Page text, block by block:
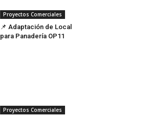
Proyectos Comerciales
📌 Adaptación de Local
para Panadería OP11
Proyectos Comerciales